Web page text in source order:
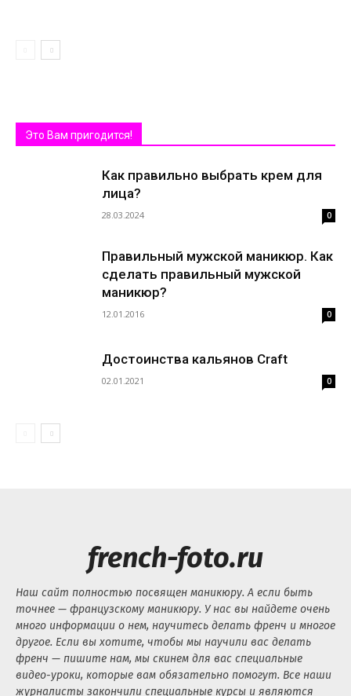
Это Вам пригодится!
Как правильно выбрать крем для
лица?
28.03.2024 0
Правильный мужской маникюр. Как
сделать правильный мужской
маникюр?
12.01.2016 0
Достоинства кальянов Craft
02.01.2021 0
french-foto.ru
Наш сайт полностью посвящен маникюру. А если быть
точнее — французскому маникюру. У нас вы найдете очень
много информации о нем, научитесь делать френч и многое
другое. Если вы хотите, чтобы мы научили вас делать
френч — пишите нам, мы скинем для вас специальные
видео-уроки, которые вам обязательно помогут. Все наши
журналисты закончили специальные курсы и являются